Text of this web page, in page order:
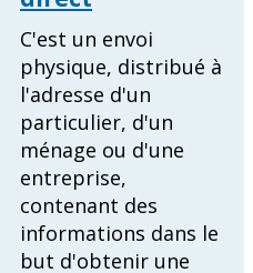
C'est un envoi
physique, distribué à
l'adresse d'un
particulier, d'un
ménage ou d'une
entreprise,
contenant des
informations dans le
but d'obtenir une